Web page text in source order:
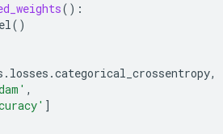
():
()
. losses .categorical_crossentropy,
,
]